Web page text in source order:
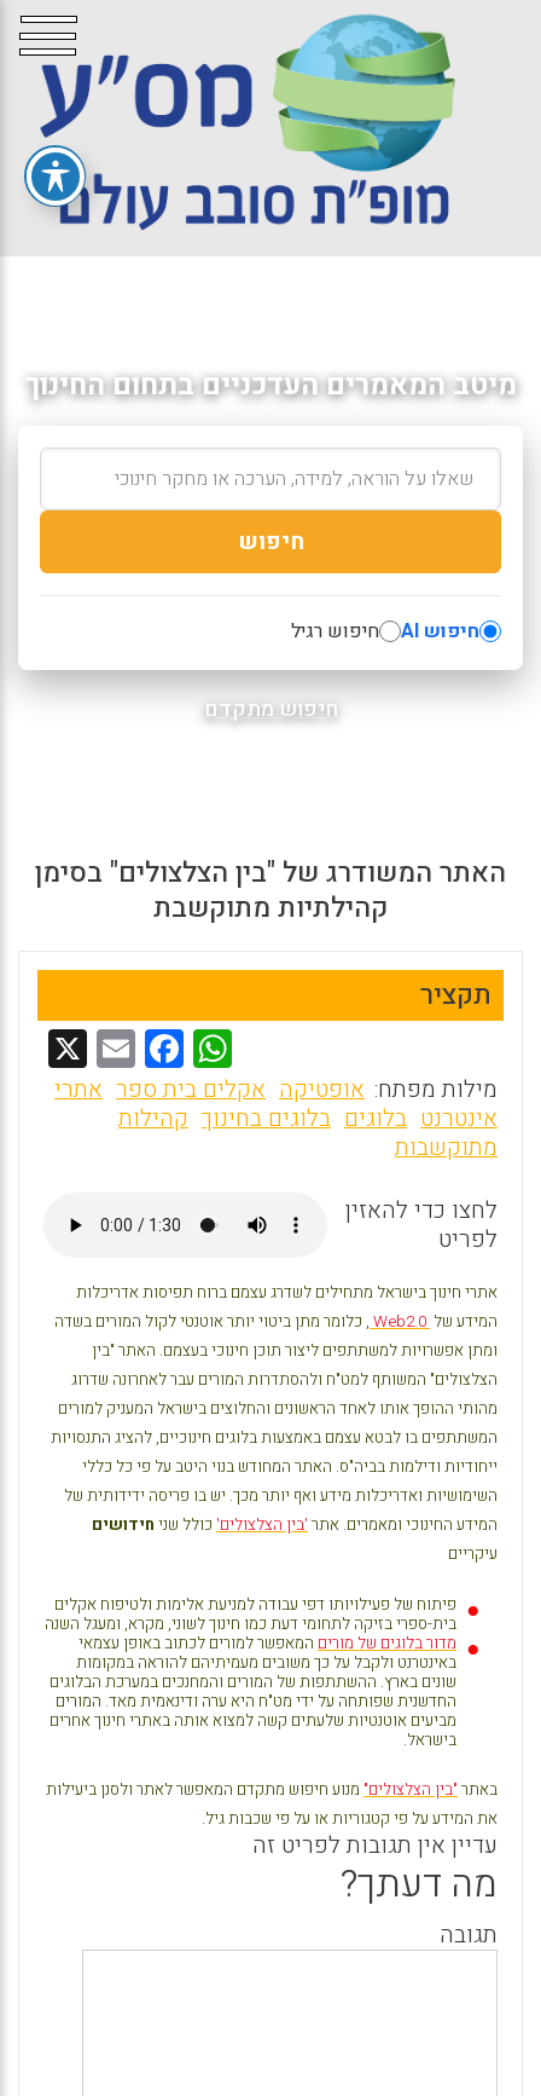
מיטב המאמרים העדכניים בתחום החינוך
חיפוש
חיפוש AI חיפוש רגיל
חיפוש מתקדם
האתר המשודרג של "בין הצלצולים" בסימן
קהילתיות מתוקשבת
תקציר
W
h
at
A
p
p
F
a
ce
o
o
k
E
m מילות מפתח: אופטיקה אקלים בית ספר אתרי
אינטרנט בלוגים בלוגים בחינוך קהילות
מתוקשבות
לחצו כדי להאזין
לפריט
אתרי חינוך בישראל מתחילים לשדרג עצמם ברוח תפיסות אדריכלות
המידע של Web2.0, כלומר מתן ביטוי יותר אוטנטי לקול המורים בשדה
ומתן אפשרויות למשתתפים ליצור תוכן חינוכי בעצמם. האתר "בין
הצלצולים" המשותף למט"ח ולהסתדרות המורים עבר לאחרונה שדרוג
מהותי ההופך אותו לאחד הראשונים והחלוצים בישראל המעניק למורים
המשתתפים בו לבטא עצמם באמצעות בלוגים חינוכיים, להציג התנסויות
ייחודיות ודילמות בביה"ס. האתר המחודש בנוי היטב על פי כל כללי
השימושיות ואדריכלות מידע ואף יותר מכך. יש בו פריסה ידידותית של
המידע החינוכי ומאמרים. אתר'בין הצלצולים' כולל שני חידושים
עיקריים
פיתוח של פעילויותו דפי עבודה למניעת אלימות ולטיפוח אקלים
בית-ספרי בזיקה לתחומי דעת כמו חינוך לשוני, מקרא, ומעגל השנה
מדור בלוגים של מורים המאפשר למורים לכתוב באופן עצמאי
באינטרנט ולקבל על כך משובים מעמיתיהם להוראה במקומות
שונים בארץ. ההשתתפות של המורים והמחנכים במערכת הבלוגים
החדשנית שפותחה על ידי מט"ח היא ערה ודינאמית מאד. המורים
מביעים אוטנטיות שלעתים קשה למצוא אותה באתרי חינוך אחרים
בישראל.
באתר"בין הצלצולים" מנוע חיפוש מתקדם המאפשר לאתר ולסנן ביעילות
את המידע על פי קטגוריות או על פי שכבות גיל.
עדיין אין תגובות לפריט זה
מה דעתך?
תגובה